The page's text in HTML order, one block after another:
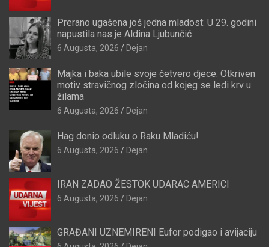
Prerano ugašena još jedna mladost: U 29. godini
napustila nas je Aldina Ljubunčić
6 Augusta, 2026 Dejan
Majka i baka ubile svoje četvero djece: Otkriven
motiv stravičnog zločina od kojeg se ledi krv u
žilama
6 Augusta, 2026 Dejan
Hag donio odluku o Raku Mladiću!
6 Augusta, 2026 Dejan
IRAN ZADAO ŽESTOK UDARAC AMERICI
6 Augusta, 2026 Dejan
GRAĐANI UZNEMIRENI Eufor podigao i avijaciju